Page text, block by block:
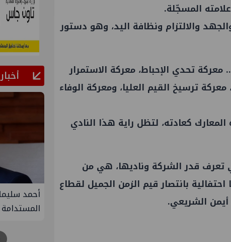
المسجّلة.
والالتزام ونظافة اليد، وهو دستور
تحدي الإحباط، معركة الاستمرار
ترسيخ القيم العليا، ومعركة الوفاء
كعادته، لتظل راية هذا النادي
تعرف قدر الشركة وناديها، هي من
بانتصار قيم الزمن الجميل لقطاع
الشريعي.
أخبار
على زيادة طفيفة في
أحمد سليمان مقررًا للجنة التنمية
المستدامة بنقابة المهندسين